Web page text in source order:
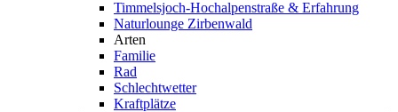
Timmelsjoch-Hochalpenstraße & Erfahrung
Naturlounge Zirbenwald
Arten
Familie
Rad
Schlechtwetter
Kraftplätze